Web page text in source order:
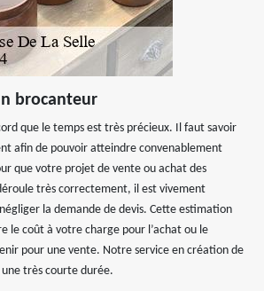
brocanteur
que le temps est très précieux. Il faut savoir
afin de pouvoir atteindre convenablement
que votre projet de vente ou achat des
très correctement, il est vivement
la demande de devis. Cette estimation
le coût à votre charge pour l’achat ou le
pour une vente. Notre service en création de
très courte durée.